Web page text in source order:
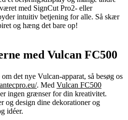
med SignCut Pro2- eller
intuitiv betjening for alle. Så skær
og hæng det bare op!
med Vulcan FC500
det nye Vulcan-apparat, så besøg os
. Med Vulcan FC500
ingen grænser for din kreativitet.
og design dine dekorationer og
idéer.